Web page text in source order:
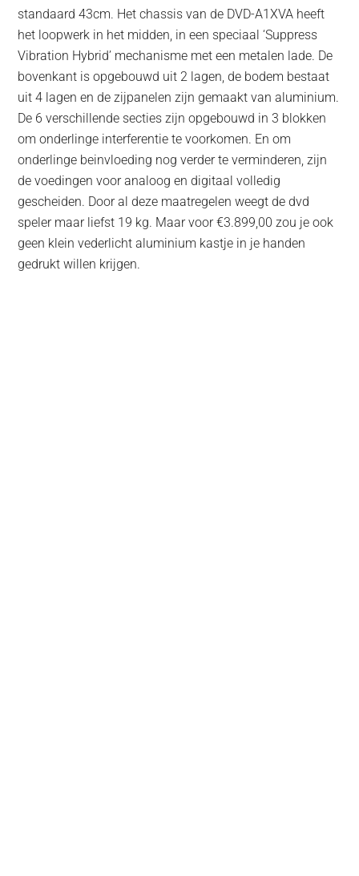
standaard 43cm. Het chassis van de DVD-A1XVA heeft
het loopwerk in het midden, in een speciaal ‘Suppress
Vibration Hybrid’ mechanisme met een metalen lade. De
bovenkant is opgebouwd uit 2 lagen, de bodem bestaat
uit 4 lagen en de zijpanelen zijn gemaakt van aluminium.
De 6 verschillende secties zijn opgebouwd in 3 blokken
om onderlinge interferentie te voorkomen. En om
onderlinge beinvloeding nog verder te verminderen, zijn
de voedingen voor analoog en digitaal volledig
gescheiden. Door al deze maatregelen weegt de dvd
speler maar liefst 19 kg. Maar voor €3.899,00 zou je ook
geen klein vederlicht aluminium kastje in je handen
gedrukt willen krijgen.